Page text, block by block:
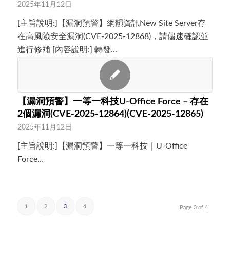
2025年11月12日
[主旨說明:]【漏洞預警】網韻資訊New Site Server存
在高風險安全漏洞(CVE-2025-12868)，請儘速確認並
進行修補 [內容說明:] 轉發…
【漏洞預警】一等一科技U-Office Force – 存在
2個漏洞(CVE-2025-12864)(CVE-2025-12865)
2025年11月12日
[主旨說明:]【漏洞預警】一等一科技｜U-Office
Force…
Page 3 of 4
1 2 3 4